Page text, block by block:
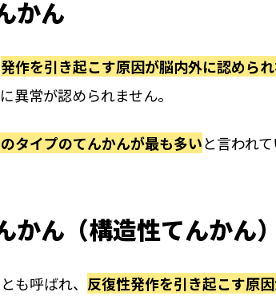
かん
発作を引き起こす原因が脳内外に認めら
異常が認められません。
タイプのてんかんが最も多いと言われて
かん（構造性てんかん）
も呼ばれ、 反復性発作を引き起こす原